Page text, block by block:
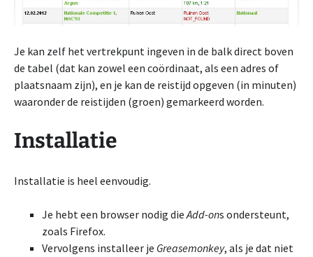
Je kan zelf het vertrekpunt ingeven in de balk direct boven
de tabel (dat kan zowel een coördinaat, als een adres of
plaatsnaam zijn), en je kan de reistijd opgeven (in minuten)
waaronder de reistijden (groen) gemarkeerd worden.
Installatie
Installatie is heel eenvoudig.
Je hebt een browser nodig dieAdd-ons ondersteunt,
zoals Firefox.
Vervolgens installeer je Greasemonkey, als je dat niet